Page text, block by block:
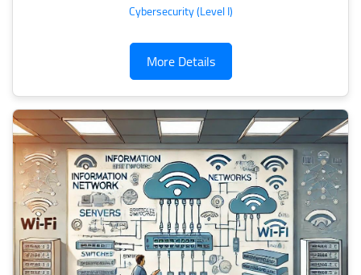
Cybersecurity (Level I)
More Details